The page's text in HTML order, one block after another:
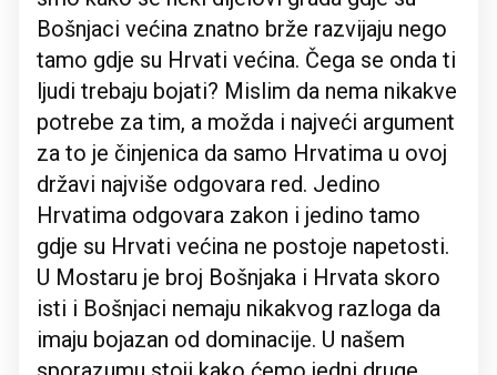
Bošnjaci većina znatno brže razvijaju nego
tamo gdje su Hrvati većina. Čega se onda ti
ljudi trebaju bojati? Mislim da nema nikakve
potrebe za tim, a možda i najveći argument
za to je činjenica da samo Hrvatima u ovoj
državi najviše odgovara red. Jedino
Hrvatima odgovara zakon i jedino tamo
gdje su Hrvati većina ne postoje napetosti.
U Mostaru je broj Bošnjaka i Hrvata skoro
isti i Bošnjaci nemaju nikakvog razloga da
imaju bojazan od dominacije. U našem